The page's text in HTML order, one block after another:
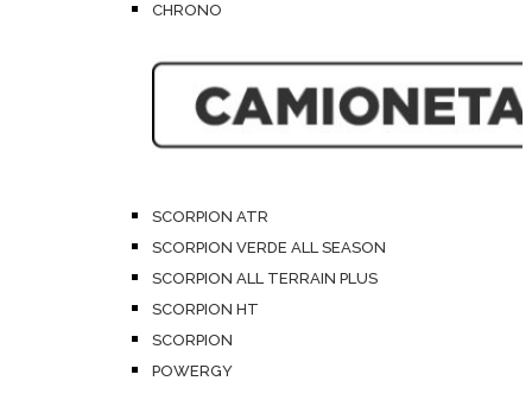
CHRONO
SCORPION ATR
SCORPION VERDE ALL SEASON
SCORPION ALL TERRAIN PLUS
SCORPION HT
SCORPION
POWERGY